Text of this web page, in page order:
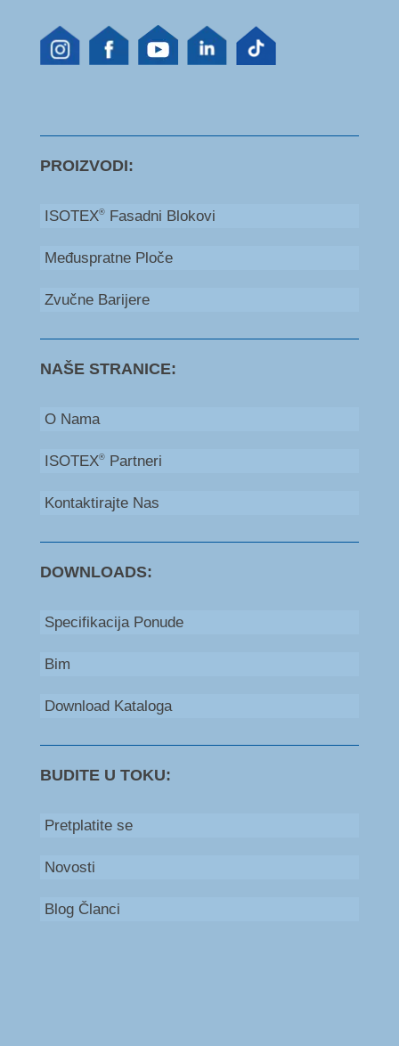
PROIZVODI:
ISOTEX®Fasadni Blokovi
Međuspratne Ploče
Zvučne Barijere
NAŠE STRANICE:
O Nama
ISOTEX®Partneri
Kontaktirajte Nas
DOWNLOADS:
Specifikacija Ponude
Bim
Download Kataloga
BUDITE U TOKU:
Pretplatite se
Novosti
Blog Članci